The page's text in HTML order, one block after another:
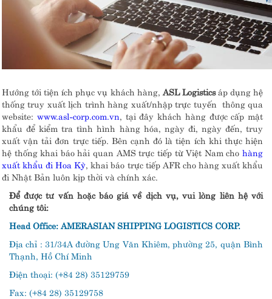
Hướng tới tiện ích phục vụ khách hàng, ASL Logisticsáp dụng hệ
thống truy xuất lịch trình hàng xuất/nhập trực tuyến thông qua
website: www.asl-corp.com.vn , tại đây khách hàng được cấp mật
khẩu để kiểm tra tình hình hàng hóa, ngày đi, ngày đến, truy
xuất vận tải đơn trực tiếp. Bên cạnh đó là tiện ích khi thực hiện
hệ thống khai báo hải quan AMS trực tiếp từ Việt Nam cho hàng
xuất khẩu đi Hoa Kỳ , khai báo trực tiếp AFR cho hàng xuất khẩu
đi Nhật Bản luôn kịp thời và chính xác.
Để được tư vấn hoặc báo giá về dịch vụ, vui lòng liên hệ với
chúng tôi:
Head Office: AMERASIAN SHIPPING LOGISTICS CORP.
Địa chỉ : 31/34A đường Ung Văn Khiêm, phường 25, quận Bình
Thạnh, Hồ Chí Minh
Điện thoại: (+84 28) 35129759
Fax: (+84 28) 35129758